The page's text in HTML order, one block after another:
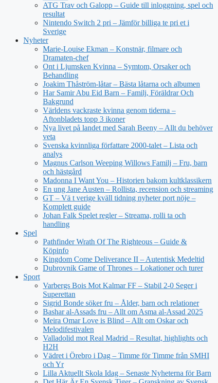
ATG Trav och Galopp – Guide till inloggning, spel och
resultat
Nintendo Switch 2 pri – Jämför billiga te pri et i
Sverige
Nyheter
Marie-Louise Ekman – Konstnär, filmare och
Dramaten-chef
Ont i Ljumsken Kvinna – Symtom, Orsaker och
Behandling
Joakim Thåström-låtar – Bästa låtarna och albumen
Har Samir Abu Eid Barn – Familj, Föräldrar Och
Bakgrund
Världens vackraste kvinna genom tiderna –
Aftonbladets topp 3 ikoner
Nya livet på landet med Sarah Beeny – Allt du behöver
veta
Svenska kvinnliga författare 2000-talet – Lista och
analys
Magnus Carlson Weeping Willows Familj – Fru, barn
och hästgård
Madonna I Want You – Historien bakom kultklassikern
En ung Jane Austen – Rollista, recension och streaming
GT – Vä t verige kväll tidning nyheter port nöje –
Komplett guide
Johan Falk Spelet regler – Streama, rolli ta och
handling
Spel
Pathfinder Wrath Of The Righteous – Guide &
Köpinfo
Kingdom Come Deliverance II – Autentisk Medeltid
Dubrovnik Game of Thrones – Lokationer och turer
Sport
Varbergs Bois Mot Kalmar FF – Stabil 2-0 Seger i
Superettan
Sigrid Bonde söker fru – Ålder, barn och relationer
Bashar al-Assads fru – Allt om Asma al-Assad 2025
Meira Omar Love is Blind – Allt om Oskar och
Melodifestivalen
Valladolid mot Real Madrid – Resultat, highlights och
H2H
Vädret i Örebro i Dag – Timme för Timme från SMHI
och Yr
Lilla Aktuellt Skola Idag – Senaste Nyheterna för Barn